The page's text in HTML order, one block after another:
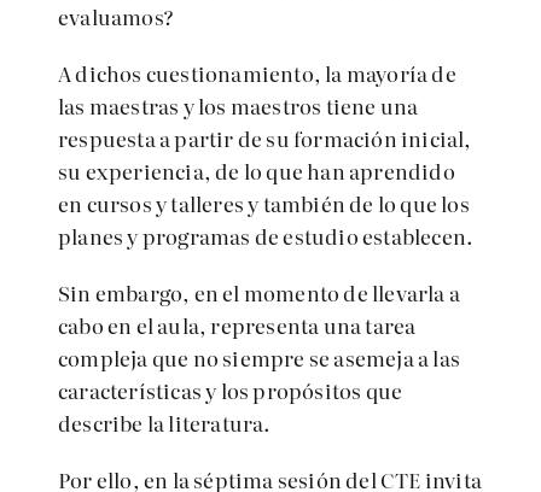
evaluamos?
A dichos cuestionamiento, la mayoría de
las maestras y los maestros tiene una
respuesta a partir de su formación inicial,
su experiencia, de lo que han aprendido
en cursos y talleres y también de lo que los
planes y programas de estudio establecen.
Sin embargo, en el momento de llevarla a
cabo en el aula, representa una tarea
compleja que no siempre se asemeja a las
características y los propósitos que
describe la literatura.
Por ello, en la séptima sesión del CTE invita